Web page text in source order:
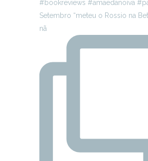
Setembro “meteu o Rossio na
nã